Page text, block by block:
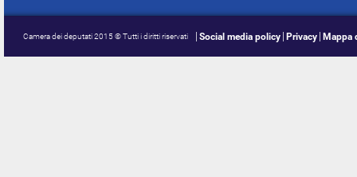
Camera dei deputati 2015 © Tutti i diritti riservati Social media policy Privacy Mappa